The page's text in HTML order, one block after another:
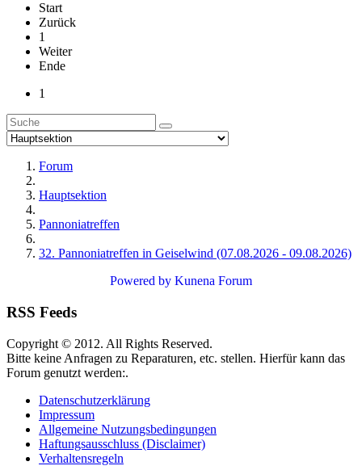
Start
Zurück
1
Weiter
Ende
1
Forum
Hauptsektion
Pannoniatreffen
32. Pannoniatreffen in Geiselwind (07.08.2026 - 09.08.2026)
Powered by Kunena Forum
RSS Feeds
Copyright © 2012. All Rights Reserved.
Bitte keine Anfragen zu Reparaturen, etc. stellen. Hierfür kann das
Forum genutzt werden:.
Datenschutzerklärung
Impressum
Allgemeine Nutzungsbedingungen
Haftungsausschluss (Disclaimer)
Verhaltensregeln